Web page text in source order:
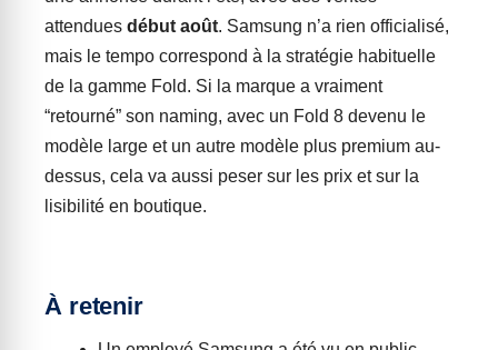
attendues début août. Samsung n’a rien officialisé,
mais le tempo correspond à la stratégie habituelle
de la gamme Fold. Si la marque a vraiment
“retourné” son naming, avec un Fold 8 devenu le
modèle large et un autre modèle plus premium au-
dessus, cela va aussi peser sur les prix et sur la
lisibilité en boutique.
À retenir